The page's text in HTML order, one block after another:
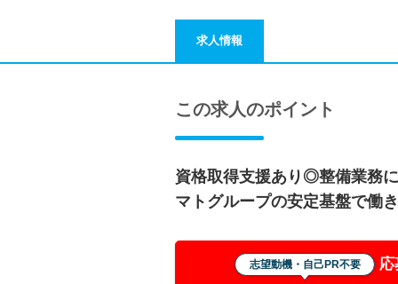
求人情報
この求人のポイント
資格取得支援あり◎整備業務
マトグループの安定基盤で働
志望動機・自己PR不要